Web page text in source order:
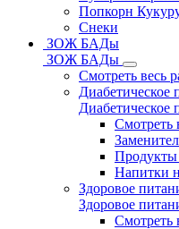
Попкорн
Снеки
ЗОЖ БАДы
ЗОЖ БАДы
Смотреть весь
Диабетическое
Диабетическое
Смотреть
Продукты
Напитки
Здоровое
Здоровое
Смотреть